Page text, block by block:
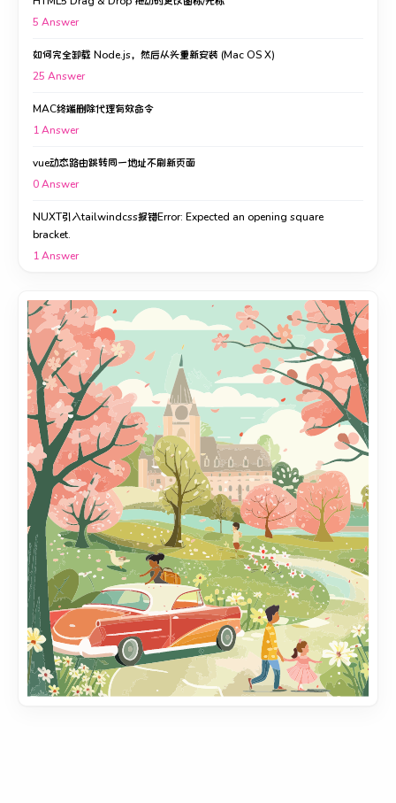
5 Answer
如何完全卸载 Node.js，然后从头重新安装 (Mac OS X)
25 Answer
MAC终端删除代理有效命令
1Answer
vue动态路由跳转同一地址不刷新页面
0Answer
NUXT引入tailwindcss报错Error: Expected an opening square
bracket.
1Answer